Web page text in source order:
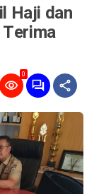
Haji dan
0